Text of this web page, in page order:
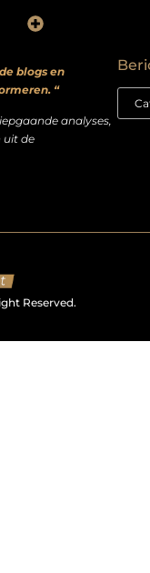
blogs en
“
analyses,
uit de
Reserved.